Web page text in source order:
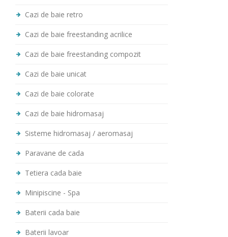
Cazi de baie retro
Cazi de baie freestanding acrilice
Cazi de baie freestanding compozit
Cazi de baie unicat
Cazi de baie colorate
Cazi de baie hidromasaj
Sisteme hidromasaj / aeromasaj
Paravane de cada
Tetiera cada baie
Minipiscine - Spa
Baterii cada baie
Baterii lavoar